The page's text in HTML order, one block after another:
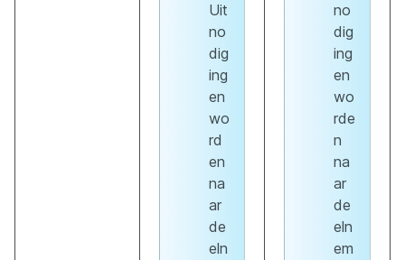
Uit
no
dig
ing
en
wo
rd
en
na
ar
de
eln
no
dig
ing
en
wo
rde
n
na
ar
de
eln
em